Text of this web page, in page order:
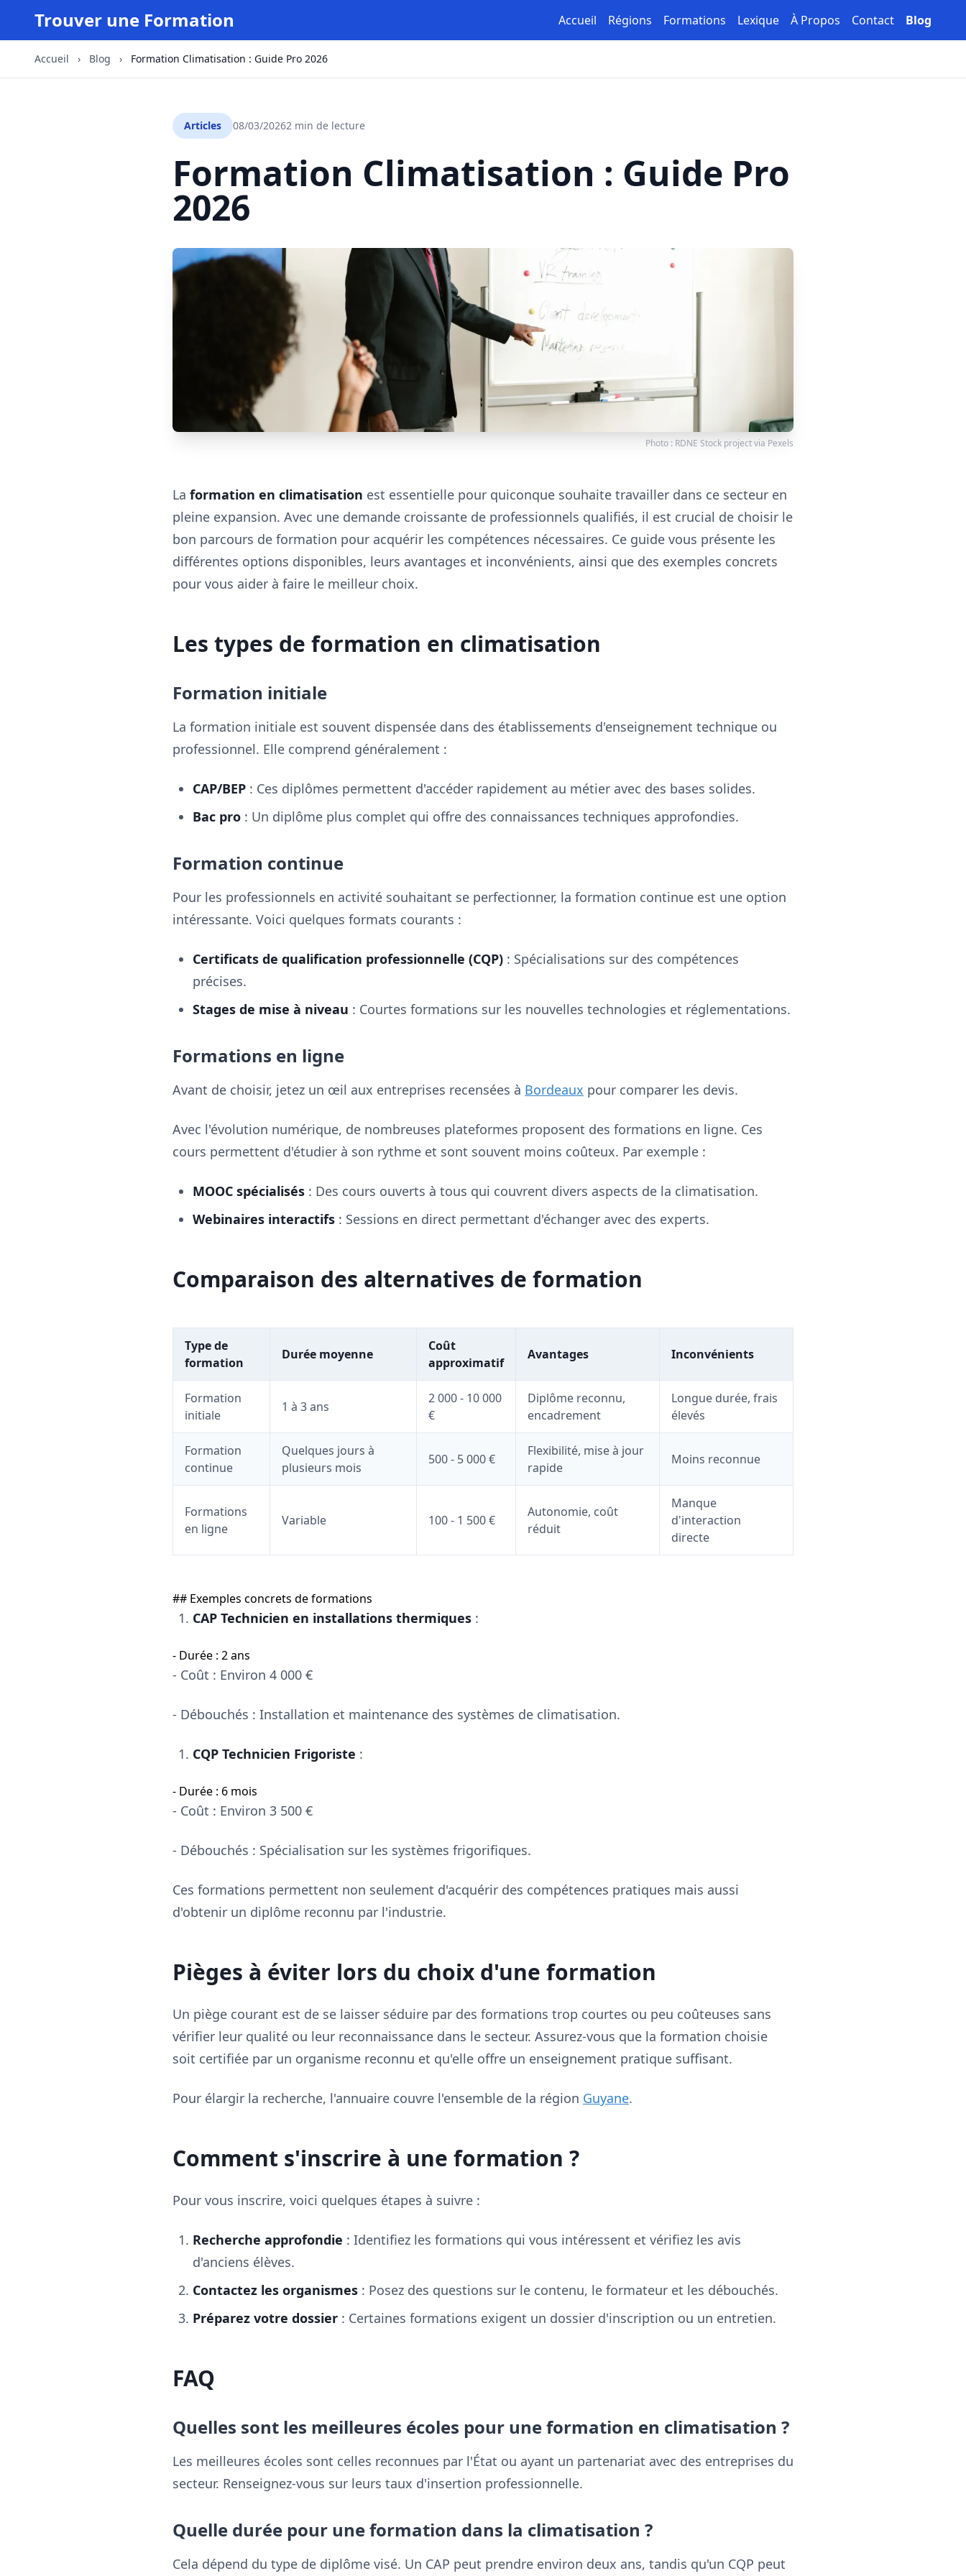
Trouver une Formation Accueil Régions Formations Lexique À Propos Contact Blog
Accueil › Blog › Formation Climatisation : Guide Pro 2026
Articles 08/03/20262 min de lecture
Formation Climatisation : Guide Pro
2026
Photo : RDNE Stock projectvia Pexels
La formation en climatisation est essentielle pour quiconque souhaite travailler dans ce secteur en
pleine expansion. Avec une demande croissante de professionnels qualifiés, il est crucial de choisir le
bon parcours de formation pour acquérir les compétences nécessaires. Ce guide vous présente les
différentes options disponibles, leurs avantages et inconvénients, ainsi que des exemples concrets
pour vous aider à faire le meilleur choix.
Les types de formation en climatisation
Formation initiale
La formation initiale est souvent dispensée dans des établissements d'enseignement technique ou
professionnel. Elle comprend généralement :
CAP/BEP : Ces diplômes permettent d'accéder rapidement au métier avec des bases solides.
Bac pro : Un diplôme plus complet qui offre des connaissances techniques approfondies.
Formation continue
Pour les professionnels en activité souhaitant se perfectionner, la formation continue est une option
intéressante. Voici quelques formats courants :
Certificats de qualification professionnelle (CQP) : Spécialisations sur des compétences
précises.
Stages de mise à niveau : Courtes formations sur les nouvelles technologies et réglementations.
Formations en ligne
Avant de choisir, jetez un œil aux entreprises recensées à Bordeaux pour comparer les devis.
Avec l'évolution numérique, de nombreuses plateformes proposent des formations en ligne. Ces
cours permettent d'étudier à son rythme et sont souvent moins coûteux. Par exemple :
MOOC spécialisés : Des cours ouverts à tous qui couvrent divers aspects de la climatisation.
Webinaires interactifs : Sessions en direct permettant d'échanger avec des experts.
Comparaison des alternatives de formation
Type de
formation
Durée moyenne
Coût
approximatif
Avantages Inconvénients
Formation
initiale
1 à 3 ans
2 000 - 10 000
€
Diplôme reconnu,
encadrement
Longue durée, frais
élevés
Formation
continue
Quelques jours à
plusieurs mois
500 - 5 000 €
Flexibilité, mise à jour
rapide
Moins reconnue
Formations
en ligne
Variable 100 - 1 500 €
Autonomie, coût
réduit
Manque
d'interaction
directe
## Exemples concrets de formations
CAP Technicien en installations thermiques :
- Durée : 2 ans
- Coût : Environ 4 000 €
- Débouchés : Installation et maintenance des systèmes de climatisation.
CQP Technicien Frigoriste :
- Durée : 6 mois
- Coût : Environ 3 500 €
- Débouchés : Spécialisation sur les systèmes frigorifiques.
Ces formations permettent non seulement d'acquérir des compétences pratiques mais aussi
d'obtenir un diplôme reconnu par l'industrie.
Pièges à éviter lors du choix d'une formation
Un piège courant est de se laisser séduire par des formations trop courtes ou peu coûteuses sans
vérifier leur qualité ou leur reconnaissance dans le secteur. Assurez-vous que la formation choisie
soit certifiée par un organisme reconnu et qu'elle offre un enseignement pratique suffisant.
Pour élargir la recherche, l'annuaire couvre l'ensemble de la région Guyane.
Comment s'inscrire à une formation ?
Pour vous inscrire, voici quelques étapes à suivre :
Recherche approfondie : Identifiez les formations qui vous intéressent et vérifiez les avis
d'anciens élèves.
Contactez les organismes : Posez des questions sur le contenu, le formateur et les débouchés.
Préparez votre dossier : Certaines formations exigent un dossier d'inscription ou un entretien.
FAQ
Quelles sont les meilleures écoles pour une formation en climatisation ?
Les meilleures écoles sont celles reconnues par l'État ou ayant un partenariat avec des entreprises du
secteur. Renseignez-vous sur leurs taux d'insertion professionnelle.
Quelle durée pour une formation dans la climatisation ?
Cela dépend du type de diplôme visé. Un CAP peut prendre environ deux ans, tandis qu'un CQP peut